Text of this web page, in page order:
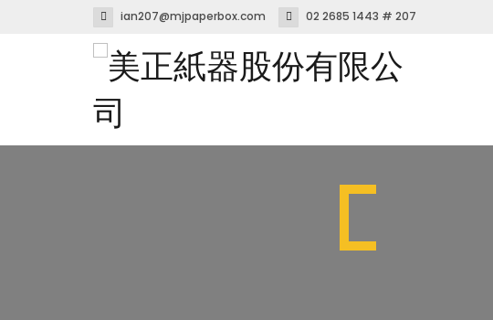
ian207@mjpaperbox.com 02 2685 1443 # 207